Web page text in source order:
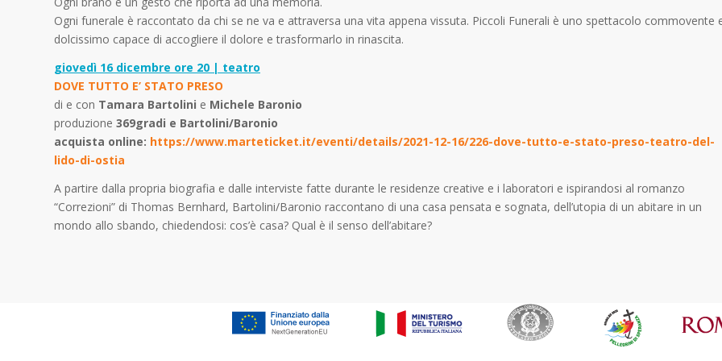
Ogni funerale è raccontato da chi se ne va e attraversa una vita appena vissuta. Piccoli Funerali è uno spettacolo commovente
dolcissimo capace di accogliere il dolore e trasformarlo in rinascita.
giovedì 16 dicembre ore 20 | teatro
DOVE TUTTO E’ STATO PRESO
di e con Tamara Bartolini e Michele Baronio
produzione 369gradi e Bartolini/Baronio
acquista online: https://www.marteticket.it/eventi/details/2021-12-16/226-dove-tutto-e-stato-preso-teatro-del-
lido-di-ostia
A partire dalla propria biografia e dalle interviste fatte durante le residenze creative e i laboratori e ispirandosi al romanzo
“Correzioni” di Thomas Bernhard, Bartolini/Baronio raccontano di una casa pensata e sognata, dell’utopia di un abitare in un
mondo allo sbando, chiedendosi: cos’è casa? Qual è il senso dell’abitare?